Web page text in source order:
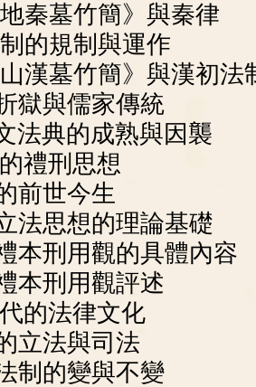
秦墓竹簡》與秦律
的規制與運作
漢墓竹簡》與漢初法
獄與儒家傳統
法典的成熟與因襲
禮刑思想
前世今生
法思想的理論基礎
本刑用觀的具體內容
本刑用觀評述
的法律文化
立法與司法
制的變與不變